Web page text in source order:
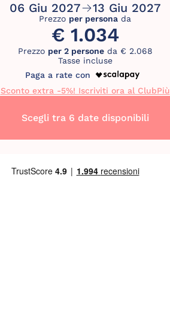
06 Giu 2027 13 Giu 2027
Prezzo per persona da
€ 1.034
Prezzo per 2 personeda € 2.068
Tasse incluse
Paga a rate con
Sconto extra -5%! Iscriviti ora al ClubPiù
Scegli tra 6 date disponibili